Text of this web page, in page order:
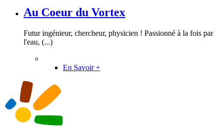
Au Coeur du Vortex
Futur ingénieur, chercheur, physicien ! Passionné à la fois par
l'eau, (...)
En Savoir +